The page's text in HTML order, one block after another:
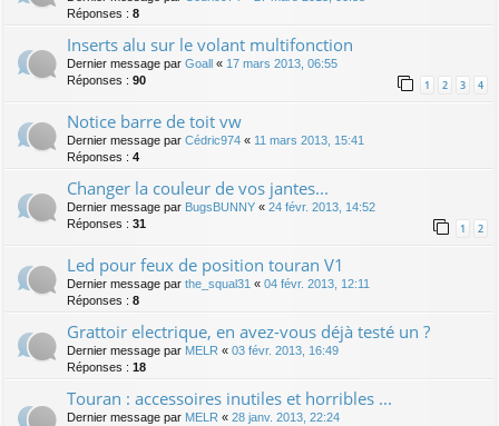
Réponses : 8
Inserts alu sur le volant multifonction
Dernier message par Goall « 17 mars 2013, 06:55
Réponses : 90 1 2 3 4
Notice barre de toit vw
Dernier message par Cédric974 « 11 mars 2013, 15:41
Réponses : 4
Changer la couleur de vos jantes...
Dernier message par BugsBUNNY « 24 févr. 2013, 14:52
Réponses : 31 1 2
Led pour feux de position touran V1
Dernier message par the_squal31 « 04 févr. 2013, 12:11
Réponses : 8
Grattoir electrique, en avez-vous déjà testé un ?
Dernier message par MELR « 03 févr. 2013, 16:49
Réponses : 18
Touran : accessoires inutiles et horribles ...
Dernier message par MELR « 28 janv. 2013, 22:24